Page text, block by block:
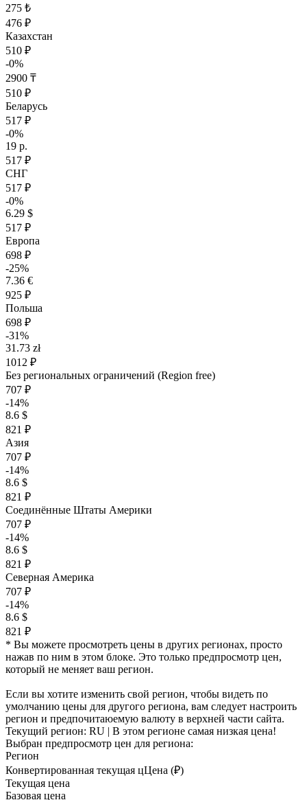
275 ₺
476 ₽
Казахстан
510 ₽
-0%
2900 ₸
510 ₽
Беларусь
517 ₽
-0%
19 р.
517 ₽
СНГ
517 ₽
-0%
6.29 $
517 ₽
Европа
698 ₽
-25%
7.36 €
925 ₽
Польша
698 ₽
-31%
31.73 zł
1012 ₽
Без региональных ограничений (Region free)
707 ₽
-14%
8.6 $
821 ₽
Азия
707 ₽
-14%
8.6 $
821 ₽
Соединённые Штаты Америки
707 ₽
-14%
8.6 $
821 ₽
Северная Америка
707 ₽
-14%
8.6 $
821 ₽
* Вы можете просмотреть цены в других регионах, просто
нажав по ним в этом блоке. Это только предпросмотр цен,
который не меняет ваш регион.
Если вы хотите изменить свой регион, чтобы видеть по
умолчанию цены для другого региона, вам следует настроить
регион и предпочитаюемую валюту в верхней части сайта.
Текущий регион: RU | В этом регионе самая низкая цена!
Выбран предпросмотр цен для региона:
Регион
Конвертированная текущая цЦена (₽)
Текущая цена
Базовая цена